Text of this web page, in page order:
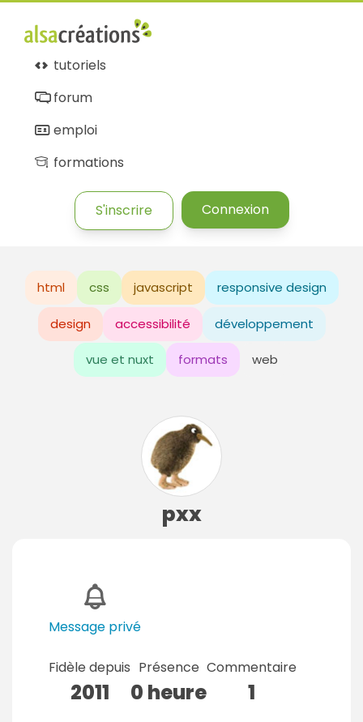
tutoriels
forum
emploi
formations
S'inscrire Connexion
html css javascript responsive design
design accessibilité développement
vue et nuxt formats web
pxx
Message privé
Fidèle depuis
2011
Présence
0 heure
Commentaire
1